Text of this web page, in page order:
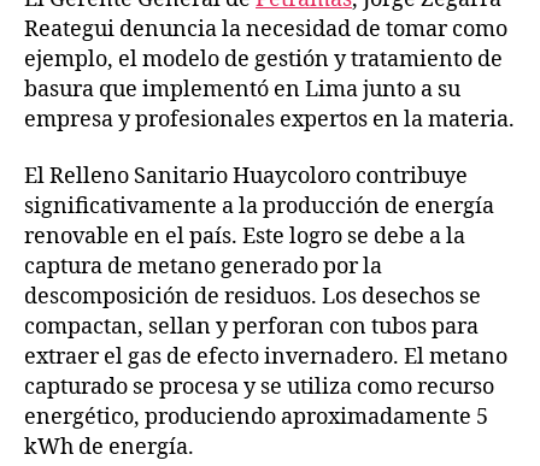
Reategui denuncia la necesidad de tomar como
ejemplo, el modelo de gestión y tratamiento de
basura que implementó en Lima junto a su
empresa y profesionales expertos en la materia.
El Relleno Sanitario Huaycoloro contribuye
significativamente a la producción de energía
renovable en el país. Este logro se debe a la
captura de metano generado por la
descomposición de residuos. Los desechos se
compactan, sellan y perforan con tubos para
extraer el gas de efecto invernadero. El metano
capturado se procesa y se utiliza como recurso
energético, produciendo aproximadamente 5
kWh de energía.